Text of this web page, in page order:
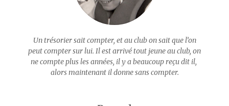
Un trésorier sait compter, et au club on sait que l’on
peut compter sur lui. Il est arrivé tout jeune au club, on
ne compte plus les années, il y a beaucoup reçu dit il,
alors maintenant il donne sans compter.